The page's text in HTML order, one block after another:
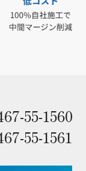
55-1560
55-1561